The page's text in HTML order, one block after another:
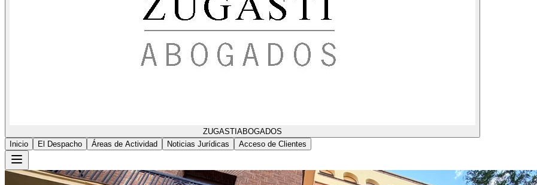
ZUGASTI ABOGADOS
Inicio
El Despacho Áreas de Actividad Noticias Jurídicas Acceso de Clientes